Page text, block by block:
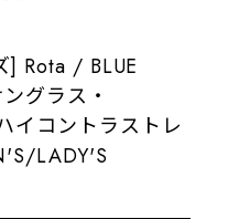
] Rota / BLUE
グラス・
イコントラストレ
LADY'S